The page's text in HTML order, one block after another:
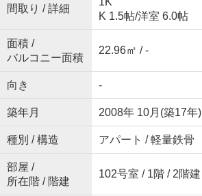
間取り / 詳細
K 1.5帖/洋室 6.0帖
面積 /
バルコニー面積
22.96㎡ / -
向き -
築年月 2008年 10月(築17年)
種別 / 構造 アパート / 軽量鉄骨
部屋 /
所在階 / 階建
102号室 / 1階 / 2階建